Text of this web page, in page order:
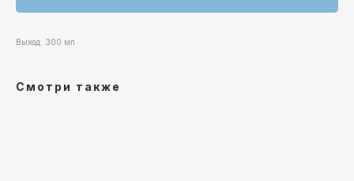
Выход: 300 мл
Смотри также